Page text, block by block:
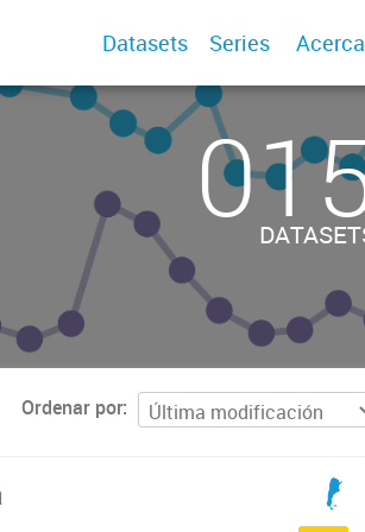
Datasets Series Acerca
Ordenar por